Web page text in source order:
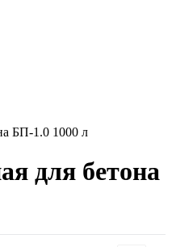
БП-1.0 1000 л
для бетона